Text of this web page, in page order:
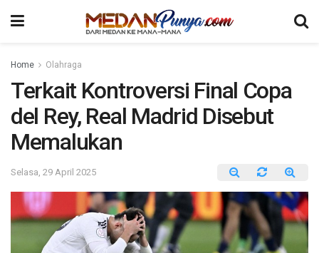
Home Olahraga
Terkait Kontroversi Final Copa
del Rey, Real Madrid Disebut
Memalukan
Selasa, 29 April 2025